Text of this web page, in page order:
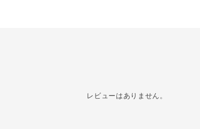
レビューはありません。